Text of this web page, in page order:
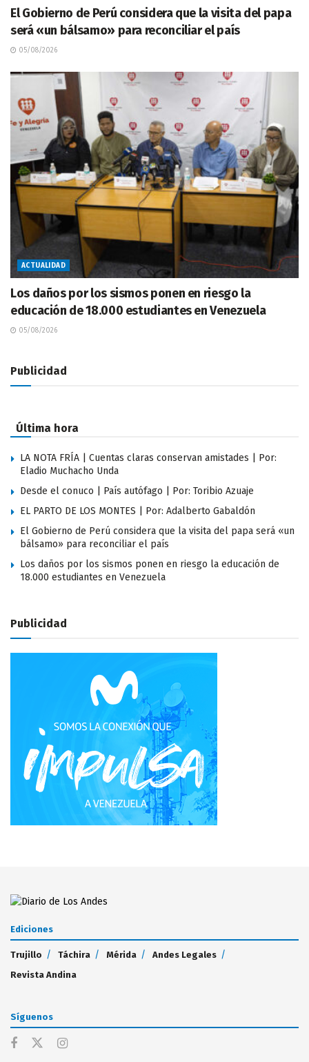
El Gobierno de Perú considera que la visita del papa
será «un bálsamo» para reconciliar el país
05/08/2026
ACTUALIDAD
Los daños por los sismos ponen en riesgo la
educación de 18.000 estudiantes en Venezuela
05/08/2026
Publicidad
Última hora
LA NOTA FRÍA | Cuentas claras conservan amistades | Por:
Eladio Muchacho Unda
Desde el conuco | País autófago | Por: Toribio Azuaje
EL PARTO DE LOS MONTES | Por: Adalberto Gabaldón
El Gobierno de Perú considera que la visita del papa será «un
bálsamo» para reconciliar el país
Los daños por los sismos ponen en riesgo la educación de
18.000 estudiantes en Venezuela
Publicidad
Ediciones
Trujillo Táchira Mérida
Andes Legales
Revista Andina
Síguenos